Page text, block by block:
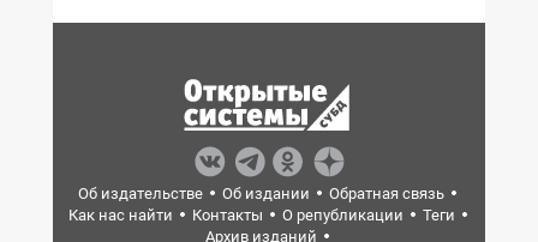
Об издательстве Об издании
Обратная связь
Как нас найти
Контакты О републикации
Теги
Архив изданий